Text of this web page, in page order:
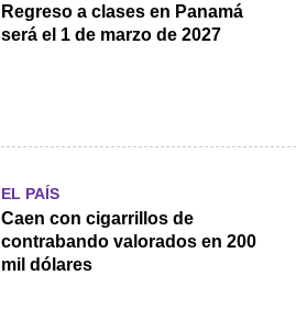
Regreso a clases en Panamá
será el 1 de marzo de 2027
EL PAÍS
Caen con cigarrillos de
contrabando valorados en 200
mil dólares